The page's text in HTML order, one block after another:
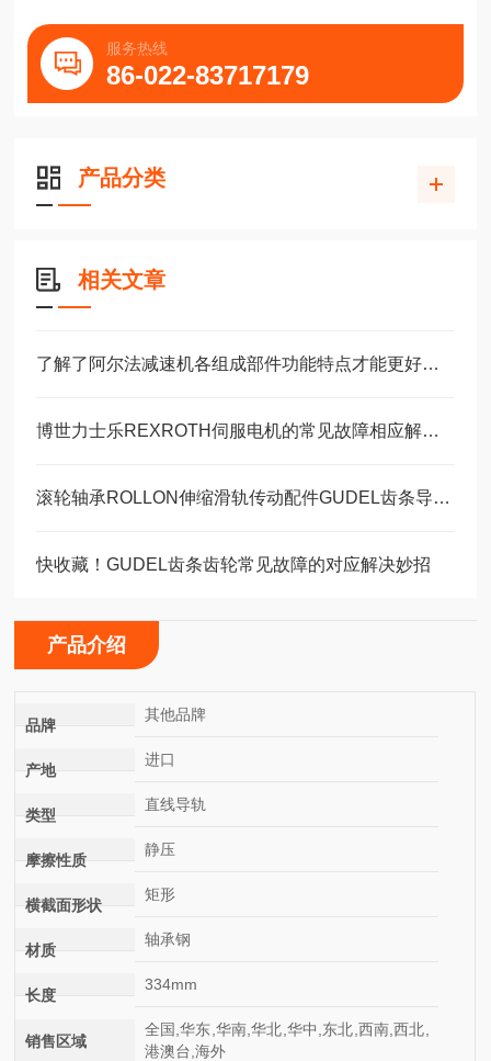
服务热线
86-022-83717179
产品分类
相关文章
了解了阿尔法减速机各组成部件功能特点才能更好的使用它
博世力士乐REXROTH伺服电机的常见故障相应解决方法分享
滚轮轴承ROLLON伸缩滑轨传动配件GUDEL齿条导轨福业选购
快收藏！GUDEL齿条齿轮常见故障的对应解决妙招
产品介绍
品牌
其他品牌
产地
进口
类型
直线导轨
摩擦性质
静压
横截面形状
矩形
材质
轴承钢
长度
334mm
销售区域
全国,华东,华南,华北,华中,东北,西南,西北,
港澳台,海外